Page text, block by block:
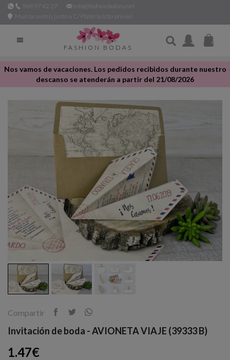
968 97 42 27
info@fashionbodas.com
Murcia centro, junto a C/ Platería (cita previa)

FASHION BODAS
Nos vamos de vacaciones. Los pedidos recibidos durante nuestro
descanso se atenderán a partir del 21/08/2026
Compartir
Invitación de boda - AVIONETA VIAJE (39333 B)
1.47€